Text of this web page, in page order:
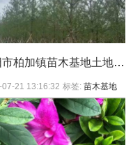
浏阳市柏加镇苗木基地土地性质
07-21 13:16:32 标签:苗木基地